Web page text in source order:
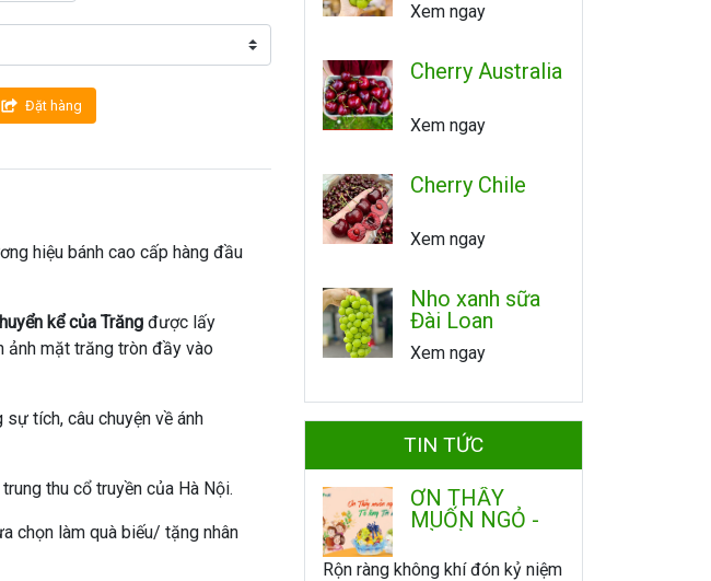
Đặt hàng
hiệu bánh cao cấp hàng đầu
kể của Trăng được lấy
ảnh mặt trăng tròn đầy vào
tích, câu chuyện về ánh
thu cổ truyền của Hà Nội.
chọn làm quà biếu/ tặng nhân
Xem ngay
Cherry Australia
Xem ngay
Cherry Chile
Xem ngay
Nho xanh sữa
Đài Loan
Xem ngay
TIN TỨC
ƠN THẦY
MUỐN NGỎ -
ÂN
Rộn ràng không khí đón kỷ niệm